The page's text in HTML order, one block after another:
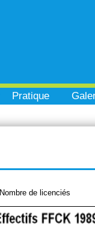
Pratique
Nombre de licenciés